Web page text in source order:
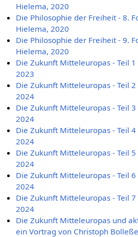
Hielema, 2020
Die Philosophie der Freiheit - 8.
Hielema, 2020
Die Philosophie der Freiheit - 9.
Hielema, 2020
Die Zukunft Mitteleuropas - Teil
2023
Die Zukunft Mitteleuropas - Teil
2024
Die Zukunft Mitteleuropas - Teil
2024
Die Zukunft Mitteleuropas - Teil
2024
Die Zukunft Mitteleuropas - Teil
2024
Die Zukunft Mitteleuropas - Teil
2024
Die Zukunft Mitteleuropas - Teil
2024
Die Zukunft Mitteleuropas und
ein Vortrag von Christoph